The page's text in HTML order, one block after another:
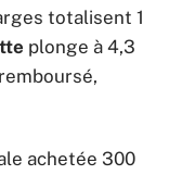
totalisent 1
plonge à 4,3
achetée 300